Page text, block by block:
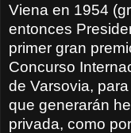
Viena en 1954
entonces
primer gran
Concurso
de Varsovia,
que generarán
privada, como